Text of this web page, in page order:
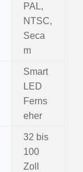
PAL,
NTSC,
Seca
m
Smart
LED
Ferns
eher
32 bis
100
Zoll